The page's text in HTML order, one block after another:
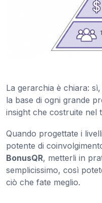
La gerarchia è chiara:
la base di ogni grande
insight che costruite nel
Quando progettate i
potente di
BonusQR, metterli in
semplicissimo, così
ciò che fate meglio.